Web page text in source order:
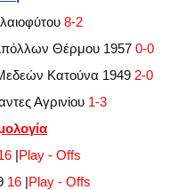
8-2
Θέρμου 1957 0-0
Κατούνα 1949 2-0
Αγρινίου 1-3
|Play - Offs
16 |Play - Offs